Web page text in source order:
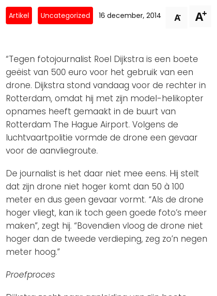
PSD2-me-niet
Nieuwsbrieven
Privacybeleid
ANBI Status
Playlist
Artikel Uncategorized 16 december, 2014 A- A+
“Tegen fotojournalist Roel Dijkstra is een boete
geëist van 500 euro voor het gebruik van een
drone. Dijkstra stond vandaag voor de rechter in
Rotterdam, omdat hij met zijn model-helikopter
opnames heeft gemaakt in de buurt van
Rotterdam The Hague Airport. Volgens de
luchtvaartpolitie vormde de drone een gevaar
voor de aanvliegroute.
De journalist is het daar niet mee eens. Hij stelt
dat zijn drone niet hoger komt dan 50 à 100
meter en dus geen gevaar vormt. “Als de drone
hoger vliegt, kan ik toch geen goede foto’s meer
maken”, zegt hij. “Bovendien vloog de drone niet
hoger dan de tweede verdieping, zeg zo’n negen
meter hoog.”
Proefproces